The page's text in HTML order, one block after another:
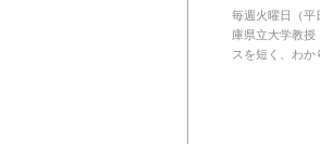
毎週火曜日（
庫県立大学教
スを短く、わか